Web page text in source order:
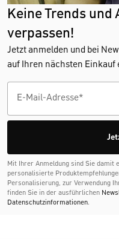
Keine Trends
verpassen!
Jetzt anmelden und bei
auf Ihren nächsten Einkauf
Mit Ihrer Anmeldung sind Sie damit
personalisierte
Personalisierung, zur Verwendung
finden Sie in der ausführlichen
Datenschutzinformationen.